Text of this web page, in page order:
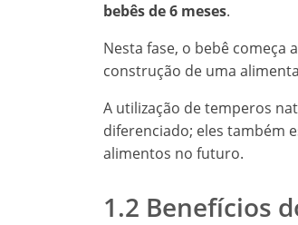
bebês de 6 meses.
Nesta fase, o bebê começa
construção de uma
A utilização de temperos
diferenciado; eles também
alimentos no futuro.
1.2 Benefícios